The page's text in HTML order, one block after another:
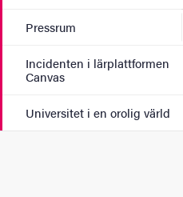
Pressrum
Incidenten i lärplattformen
Canvas
Universitet i en orolig värld